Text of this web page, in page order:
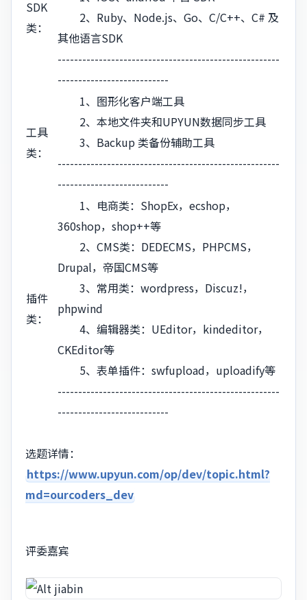
SDK
类：
2、Ruby、Node.js、Go、C/C++、C# 及
其他语言SDK
------------------------------------------------------
---------------------------
工具
类：
1、图形化客户端工具
2、本地文件夹和UPYUN数据同步工具
3、Backup 类备份辅助工具
------------------------------------------------------
---------------------------
插件
类：
1、电商类：ShopEx，ecshop，
360shop，shop++等
2、CMS类：DEDECMS，PHPCMS，
Drupal，帝国CMS等
3、常用类：wordpress，Discuz!，
phpwind
4、编辑器类：UEditor，kindeditor，
CKEditor等
5、表单插件：swfupload，uploadify等
------------------------------------------------------
---------------------------
选题详情：
https://www.upyun.com/op/dev/topic.html?
md=ourcoders_dev
评委嘉宾